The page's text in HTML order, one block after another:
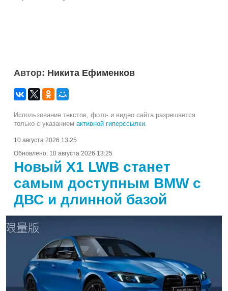
Автор: Никита Ефименков
Использование текстов, фото- и видео сайта разрешается
только с указанием активной гиперссылки
10 августа 2026 13:25
Обновлено: 10 августа 2026 13:25
Новый X1 LWB станет
самым доступным BMW с
ДВС и длинной базой